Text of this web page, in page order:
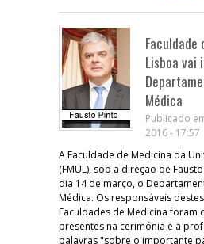
Faculdade
Lisboa vai
Médica
Publicado
2016 - 17:57
A Faculdade de Medicina da
(FMUL), sob a direção de
dia 14 de março, o
Médica. Os responsáveis
Faculdades de Medicina foram
presentes na cerimónia e a
palavras "sobre o importante